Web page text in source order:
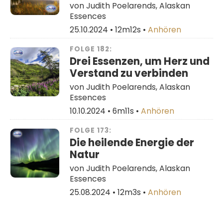
von Judith Poelarends, Alaskan
Essences
25.10.2024 • 12m12s • Anhören
FOLGE 182:
Drei Essenzen, um Herz und
Verstand zu verbinden
von Judith Poelarends, Alaskan
Essences
10.10.2024 • 6m11s • Anhören
FOLGE 173:
Die heilende Energie der
Natur
von Judith Poelarends, Alaskan
Essences
25.08.2024 • 12m3s • Anhören